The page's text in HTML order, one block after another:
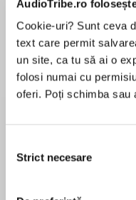
AudioTribe.ro
Cookie-uri? Sunt ceva
text care permit
un site, ca tu să ai o
folosi numai cu
oferi. Poți schimba sau
consimțământului
Strict necesare
Desprecarte
Nathan has been
“it” started
from Guys Read: